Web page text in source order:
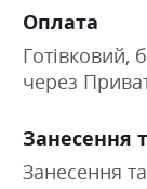
Оплата
Готівковий,
через
Занесення
Занесення